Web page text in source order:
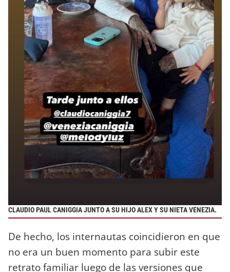
CLAUDIO PAUL CANIGGIA JUNTO A SU HIJO ALEX Y SU NIETA VENEZIA.
De hecho, los internautas coincidieron en que
no era un buen momento para subir este
retrato familiar luego de las versiones que